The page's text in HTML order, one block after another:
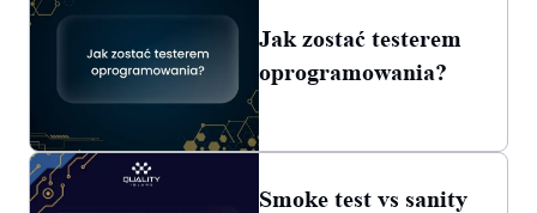
Jak zostać testerem
oprogramowania?
Smoke test vs sanity